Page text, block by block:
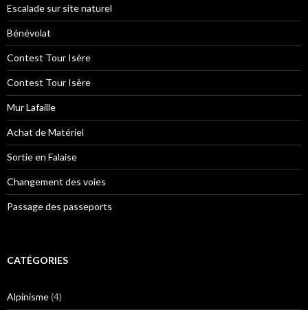
Escalade sur site naturel
Bénévolat
Contest Tour Isère
Contest Tour Isère
Mur Lafaille
Achat de Matériel
Sortie en Falaise
Changement des voies
Passage des passeports
CATÉGORIES
Alpinisme(4)